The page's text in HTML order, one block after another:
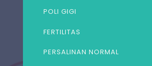
POLI GIGI
FERTILITAS
PERSALINAN NORMAL